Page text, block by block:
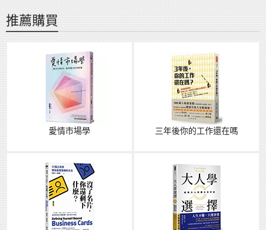
推薦購買
愛情市場學 三年後你的工作還在嗎